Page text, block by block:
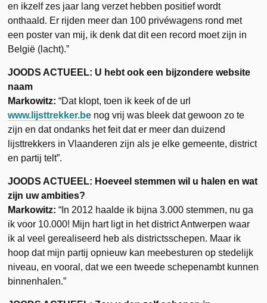
en ikzelf zes jaar lang verzet hebben positief wordt
onthaald. Er rijden meer dan 100 privéwagens rond met
een poster van mij, ik denk dat dit een record moet zijn in
België (lacht).”
JOODS ACTUEEL: U hebt ook een bijzondere website
naam
Markowitz: “Dat klopt, toen ik keek of de url
www.lijsttrekker.be nog vrij was bleek dat gewoon zo te
zijn en dat ondanks het feit dat er meer dan duizend
lijsttrekkers in Vlaanderen zijn als je elke gemeente, district
en partij telt”.
JOODS ACTUEEL: Hoeveel stemmen wil u halen en wat
zijn uw ambities?
Markowitz: “In 2012 haalde ik bijna 3.000 stemmen, nu ga
ik voor 10.000! Mijn hart ligt in het district Antwerpen waar
ik al veel gerealiseerd heb als districtsschepen. Maar ik
hoop dat mijn partij opnieuw kan meebesturen op stedelijk
niveau, en vooral, dat we een tweede schepenambt kunnen
binnenhalen.”